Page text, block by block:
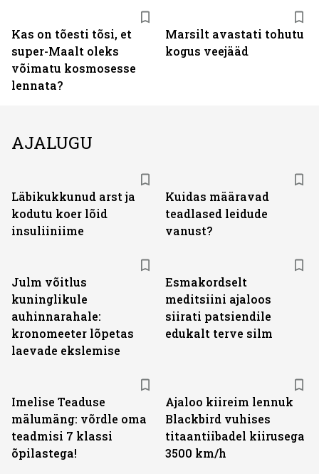
Kas on tõesti tõsi, et
super-Maalt oleks
võimatu kosmosesse
lennata?
Marsilt avastati tohutu
kogus veejääd
AJALUGU
Läbikukkunud arst ja
kodutu koer lõid
insuliiniime
Kuidas määravad
teadlased leidude
vanust?
Julm võitlus
kuninglikule
auhinnarahale:
kronomeeter lõpetas
laevade ekslemise
Esmakordselt
meditsiini ajaloos
siirati patsiendile
edukalt terve silm
Imelise Teaduse
mälumäng: võrdle oma
teadmisi 7 klassi
õpilastega!
Ajaloo kiireim lennuk
Blackbird vuhises
titaantiibadel kiirusega
3500 km/h